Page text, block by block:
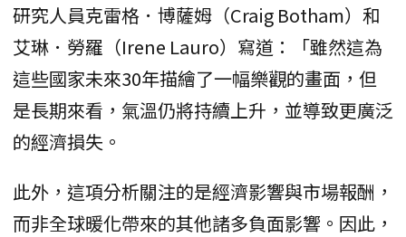
研究人員克雷格．博薩姆（Craig Botham）和
艾琳．勞羅（Irene Lauro）寫道：「雖然這為
這些國家未來30年描繪了一幅樂觀的畫面，但
是長期來看，氣溫仍將持續上升，並導致更廣泛
的經濟損失。
此外，這項分析關注的是經濟影響與市場報酬，
而非全球暖化帶來的其他諸多負面影響。因此，